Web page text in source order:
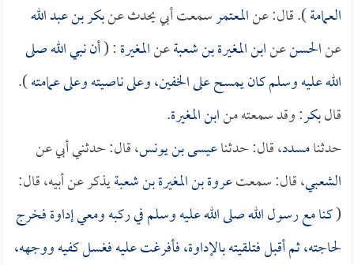
العمامة). قال: عنالمعتمرسمعت أبي يحدث عنبكر بن عبد الله
عنالحسنعنابن المغيرة بن شعبةعنالمغيرة: (أن نبي الله صلى
الله عليه وسلم كان يمسح على الخفين، وعلى ناصيته وعلى عمامته).
قالبكر: وقد سمعته منابن المغيرة.
حدثنامسدد، قال: حدثناعيسى بن يونس، قال: حدثني أبي عن
الشعبي، قال: سمعتعروة بن المغيرة بن شعبةيذكر عن أبيه، قال:
(كنا مع رسول الله صلى الله عليه وسلم في ركبه ومعي إداوة فخرج
لحاجته، ثم أقبل فتلقيته بالإداوة، فأفرغت عليه فغسل كفيه ووجهه،